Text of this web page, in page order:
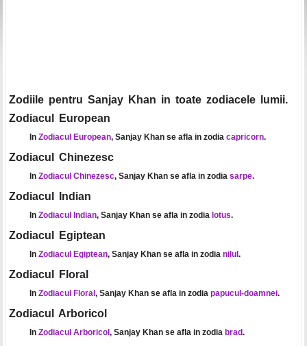
Zodiile pentru Sanjay Khan in toate zodiacele lumii.
Zodiacul European
In Zodiacul European, Sanjay Khan se afla in zodia capricorn.
Zodiacul Chinezesc
In Zodiacul Chinezesc, Sanjay Khan se afla in zodia sarpe.
Zodiacul Indian
In Zodiacul Indian, Sanjay Khan se afla in zodia lotus.
Zodiacul Egiptean
In Zodiacul Egiptean, Sanjay Khan se afla in zodia nilul .
Zodiacul Floral
In Zodiacul Floral , Sanjay Khan se afla in zodia papucul-doamnei.
Zodiacul Arboricol
In Zodiacul Arboricol , Sanjay Khan se afla in zodia brad.